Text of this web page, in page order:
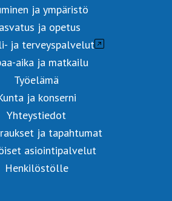
ja ympäristö
ja opetus
ja terveyspalvelut
aika ja matkailu
Työelämä
ja konserni
Yhteystiedot
ja tapahtumat
asiointipalvelut
Henkilöstölle